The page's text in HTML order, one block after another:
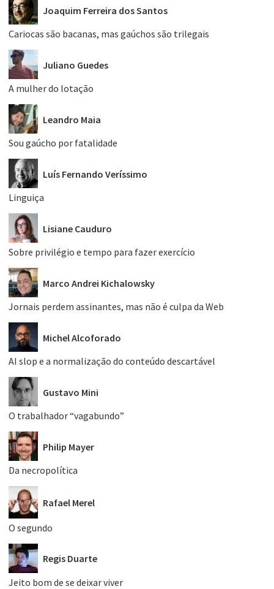
Joaquim Ferreira dos Santos
Cariocas são bacanas, mas gaúchos são trilegais
Juliano Guedes
A mulher do lotação
Leandro Maia
Sou gaúcho por fatalidade
Luís Fernando Veríssimo
Linguiça
Lisiane Cauduro
Sobre privilégio e tempo para fazer exercício
Marco Andrei Kichalowsky
Jornais perdem assinantes, mas não é culpa da Web
Michel Alcoforado
AI slop e a normalização do conteúdo descartável
Gustavo Mini
O trabalhador “vagabundo”
Philip Mayer
Da necropolítica
Rafael Merel
O segundo
Regis Duarte
Jeito bom de se deixar viver